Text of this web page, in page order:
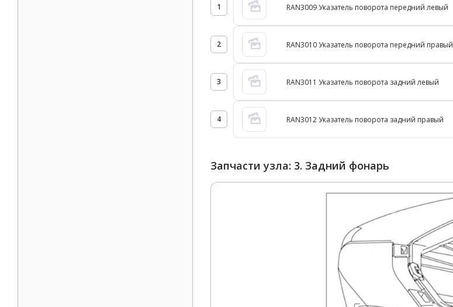
1 RAN3009 Указатель поворота передний левый
2 RAN3010 Указатель поворота передний правый
3 RAN3011 Указатель поворота задний левый
4 RAN3012 Указатель поворота задний правый
Запчасти узла: 3. Задний фонарь